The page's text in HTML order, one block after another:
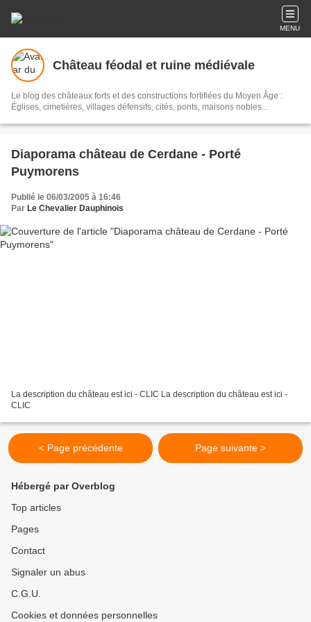
MENU
Château féodal et ruine médiévale
Le blog des châteaux forts et des constructions fortifiées du Moyen Âge :
Églises, cimetières, villages défensifs, cités, ponts, maisons nobles...
Diaporama château de Cerdane - Porté
Puymorens
Publié le 06/03/2005 à 16:46
Par Le Chevalier Dauphinois
La description du château est ici - CLIC La description du château est ici -
CLIC
< Page précédente Page suivante >
Hébergé par Overblog
Top articles
Pages
Contact
Signaler un abus
C.G.U.
Cookies et données personnelles